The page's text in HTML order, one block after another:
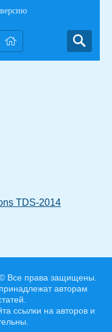
TDS-2014
Все права защищены.
авторам
ссылки на авторов и